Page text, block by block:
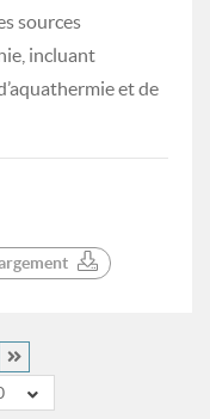
sources
incluant
et de